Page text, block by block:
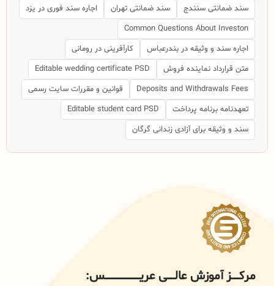
سند ضمانتی سنندج
سند ضمانتی تهران
اجاره سند فوری در یزد
Common Questions About Investon
اجاره سند و وثیقه در بندرعباس
کارآفرینی در رومانی
متن قرارداد نماینده فروش
Editable wedding certificate PSD
Deposits and Withdrawals Fees
قوانین و مقررات سایت رسمی
تعهدنامه برنامه پرداخت
Editable student card PSD
سند و وثیقه برای آزادی زندانی گرگان
مرکــــــز آموزش عالــــــی عریــــــــــــــــــــــــــــس: